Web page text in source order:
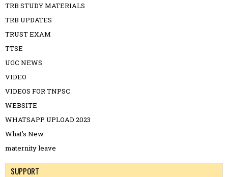
TRB STUDY MATERIALS
TRB UPDATES
TRUST EXAM
TTSE
UGC NEWS
VIDEO
VIDEOS FOR TNPSC
WEBSITE
WHATSAPP UPLOAD 2023
What's New.
maternity leave
SUPPORT